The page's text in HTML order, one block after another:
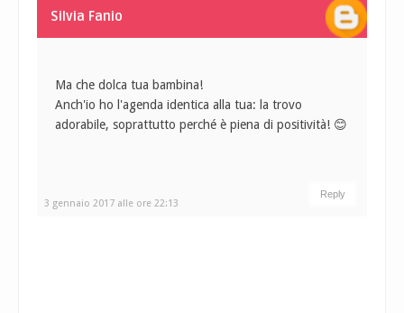
Silvia Fanio
3 gennaio 2017 alle ore 22:13
Ma che dolca tua bambina!
Anch'io ho l'agenda identica alla tua: la trovo
adorabile, soprattutto perché è piena di positività! 😊
Reply